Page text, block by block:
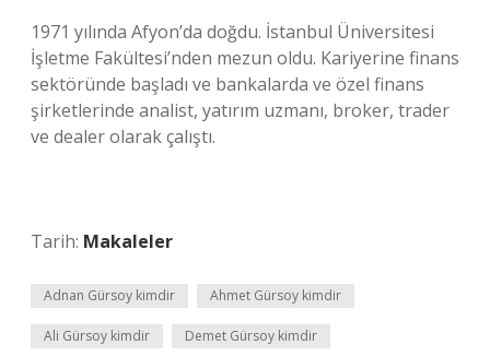
1971 yılında Afyon’da doğdu. İstanbul Üniversitesi
İşletme Fakültesi’nden mezun oldu. Kariyerine finans
sektöründe başladı ve bankalarda ve özel finans
şirketlerinde analist, yatırım uzmanı, broker, trader
ve dealer olarak çalıştı.
Tarih: Makaleler
Adnan Gürsoy kimdir Ahmet Gürsoy kimdir
Ali Gürsoy kimdir Demet Gürsoy kimdir